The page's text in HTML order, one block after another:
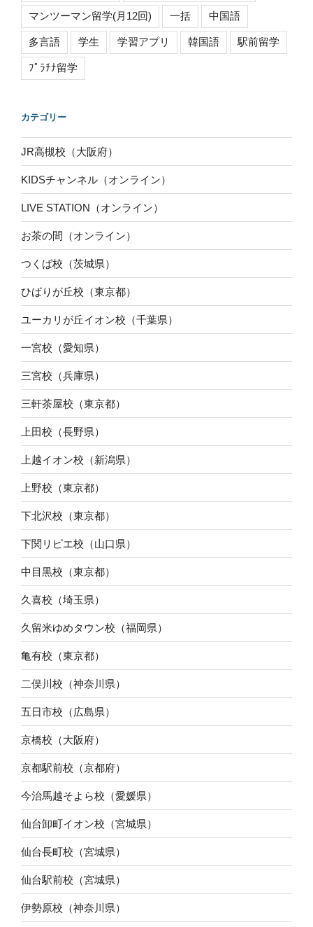
マンツーマン留学(月12回) 一括 中国語
多言語 学生 学習アプリ 韓国語 駅前留学
ﾌﾟﾗﾁﾅ留学
カテゴリー
JR高槻校（大阪府）
KIDSチャンネル（オンライン）
LIVE STATION（オンライン）
お茶の間（オンライン）
つくば校（茨城県）
ひばりが丘校（東京都）
ユーカリが丘イオン校（千葉県）
一宮校（愛知県）
三宮校（兵庫県）
三軒茶屋校（東京都）
上田校（長野県）
上越イオン校（新潟県）
上野校（東京都）
下北沢校（東京都）
下関リピエ校（山口県）
中目黒校（東京都）
久喜校（埼玉県）
久留米ゆめタウン校（福岡県）
亀有校（東京都）
二俣川校（神奈川県）
五日市校（広島県）
京橋校（大阪府）
京都駅前校（京都府）
今治馬越そよら校（愛媛県）
仙台卸町イオン校（宮城県）
仙台長町校（宮城県）
仙台駅前校（宮城県）
伊勢原校（神奈川県）